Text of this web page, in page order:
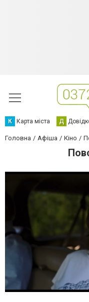
К Карта міста Д
Головна Афіша Кіно